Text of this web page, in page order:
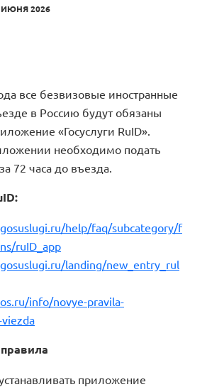
ИЮНЯ 2026
все безвизовые иностранные
в Россию будут обязаны
«Госуслуги RuID».
необходимо подать
72 часа до въезда.
help/faq/subcategory/f
ruID_app
landing/new_entry_rul
info/novye-pravila-
приложение